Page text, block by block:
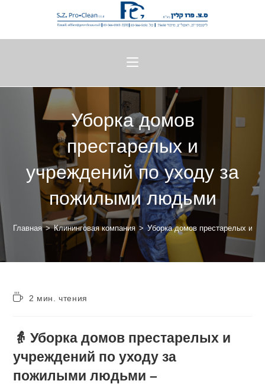
Уборка домов
престарелых и
учреждений по уходу за
пожилыми людьми
Главная > Клининговая компания > Уборка домов престарелых и
2 мин. чтения
👵 Уборка домов престарелых и
учреждений по уходу за
пожилыми людьми –